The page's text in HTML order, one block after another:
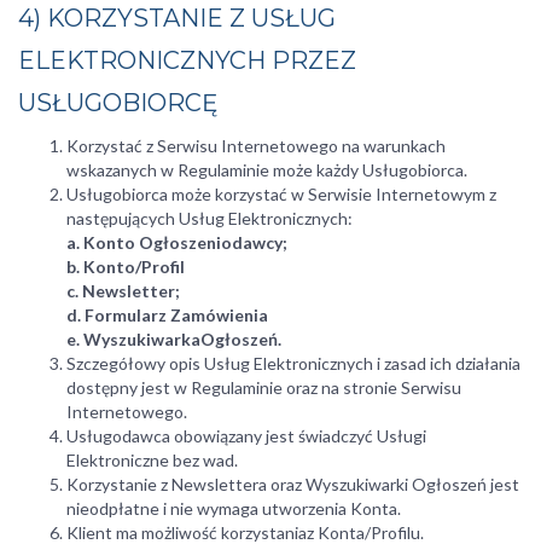
4) KORZYSTANIE Z USŁUG
ELEKTRONICZNYCH PRZEZ
USŁUGOBIORCĘ
Korzystać z Serwisu Internetowego na warunkach
wskazanych w Regulaminie może każdy Usługobiorca.
Usługobiorca może korzystać w Serwisie Internetowym z
następujących Usług Elektronicznych:
a. Konto Ogłoszeniodawcy;
b. Konto/Profil
c. Newsletter;
d. Formularz Zamówienia
e.WyszukiwarkaOgłoszeń.
Szczegółowy opis Usług Elektronicznych i zasad ich działania
dostępny jest w Regulaminie oraz na stronie Serwisu
Internetowego.
Usługodawca obowiązany jest świadczyć Usługi
Elektroniczne bez wad.
Korzystanie z Newslettera oraz Wyszukiwarki Ogłoszeń jest
nieodpłatne i nie wymaga utworzenia Konta.
Klient ma możliwość korzystaniaz Konta/Profilu.